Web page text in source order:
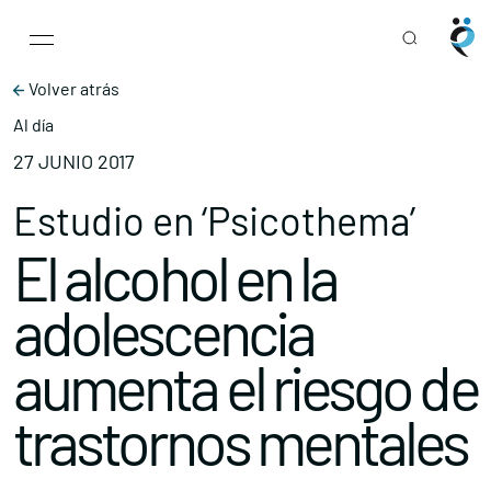
Main Navigation
Volver atrás
Al día
27 JUNIO 2017
Estudio en ‘Psicothema’
El alcohol en la
adolescencia
aumenta el riesgo de
trastornos mentales